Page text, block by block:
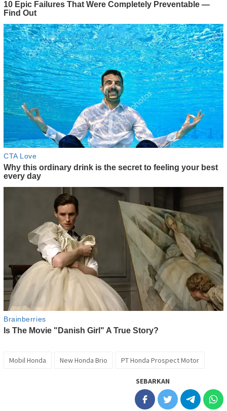
Mobil Honda New Honda Brio PT Honda Prospect Motor
SEBARKAN